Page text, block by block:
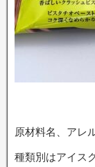
原材料名、アレ
種類別はアイス